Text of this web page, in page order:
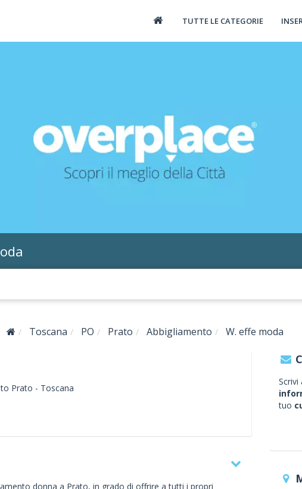
TUTTE LE CATEGORIE
Toscana PO Prato Abbigliamento W. effe moda
Prato - Toscana
donna a Prato, in grado di offrire a tutti i propri
Scrivi
tuo